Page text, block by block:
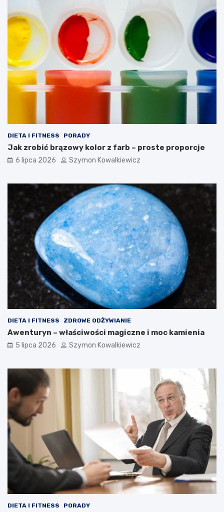
DIETA I FITNESS PORADY
Jak zrobić brązowy kolor z farb – proste proporcje
6 lipca 2026 Szymon Kowalkiewicz
DIETA I FITNESS ZDROWE ODŻYWIANIE
Awenturyn – właściwości magiczne i moc kamienia
5 lipca 2026 Szymon Kowalkiewicz
DIETA I FITNESS PORADY